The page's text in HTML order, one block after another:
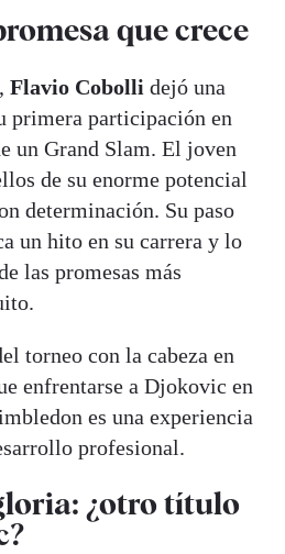
que crece
Flavio Cobolli dejó una
primera participación en
un Grand Slam. El joven
de su enorme potencial
determinación. Su paso
un hito en su carrera y lo
las promesas más
torneo con la cabeza en
enfrentarse a Djokovic en
es una experiencia
profesional.
¿otro título